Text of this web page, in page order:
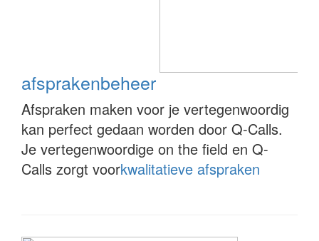
afsprakenbeheer
Afspraken maken voor je vertegenwoordig
kan perfect gedaan worden door Q-Calls.
Je vertegenwoordige on the field en Q-
Calls zorgt voorkwalitatieve afspraken